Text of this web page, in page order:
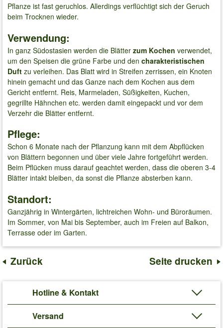
Pflanze ist fast geruchlos. Allerdings verflüchtigt sich der Geruch
beim Trocknen wieder.
Verwendung:
In ganz Südostasien werden die Blätter zum Kochen verwendet,
um den Speisen die grüne Farbe und den charakteristischen
Duft zu verleihen. Das Blatt wird in Streifen zerrissen, ein Knoten
hinein gemacht und das Ganze nach dem Kochen aus dem
Gericht entfernt. Reis, Marmeladen, Süßigkeiten, Kuchen,
gegrillte Hähnchen etc. werden damit eingepackt und vor dem
Verzehr die Blätter entfernt.
Pflege:
Schon 6 Monate nach der Pflanzung kann mit dem Abpflücken
von Blättern begonnen und über viele Jahre fortgeführt werden.
Beim Pflücken muss darauf geachtet werden, dass die oberen 3-4
Blätter intakt bleiben, da sonst die Pflanze absterben kann.
Standort:
Ganzjährig in Wintergärten, lichtreichen Wohn- und Büroräumen.
Im Sommer, von Mai bis September, auch im Freien auf Balkon,
Terrasse oder im Garten.
Zurück Seite drucken
Hotline & Kontakt
Versand